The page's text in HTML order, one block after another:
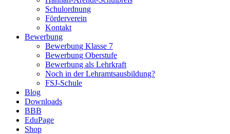
Schulordnung
Förderverein
Kontakt
Bewerbung
Bewerbung Klasse 7
Bewerbung Oberstufe
Bewerbung als Lehrkraft
Noch in der Lehramtsausbildung?
FSJ-Schule
Blog
Downloads
BBB
EduPage
Shop